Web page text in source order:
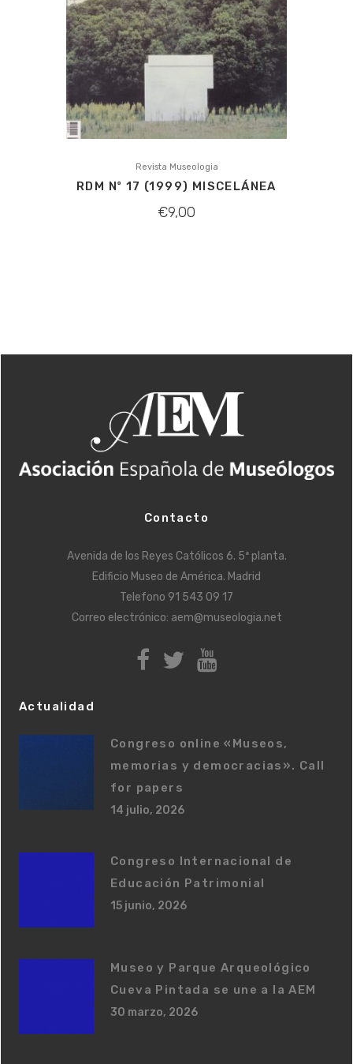
Revista Museologia
RDM Nº 17 (1999) MISCELÁNEA
€9,00
Contacto
Avenida de los Reyes Católicos 6. 5ª planta.
Edificio Museo de América. Madrid
Telefono 91 543 09 17
Correo electrónico: aem@museologia.net
Actualidad
Congreso online «Museos,
memorias y democracias». Call
for papers
14 julio, 2026
Congreso Internacional de
Educación Patrimonial
15 junio, 2026
Museo y Parque Arqueológico
Cueva Pintada se une a la AEM
30 marzo, 2026